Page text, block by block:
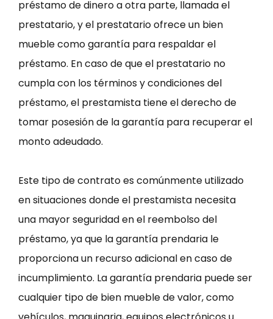
préstamo de dinero a otra parte, llamada el
prestatario, y el prestatario ofrece un bien
mueble como garantía para respaldar el
préstamo. En caso de que el prestatario no
cumpla con los términos y condiciones del
préstamo, el prestamista tiene el derecho de
tomar posesión de la garantía para recuperar el
monto adeudado.
Este tipo de contrato es comúnmente utilizado
en situaciones donde el prestamista necesita
una mayor seguridad en el reembolso del
préstamo, ya que la garantía prendaria le
proporciona un recurso adicional en caso de
incumplimiento. La garantía prendaria puede ser
cualquier tipo de bien mueble de valor, como